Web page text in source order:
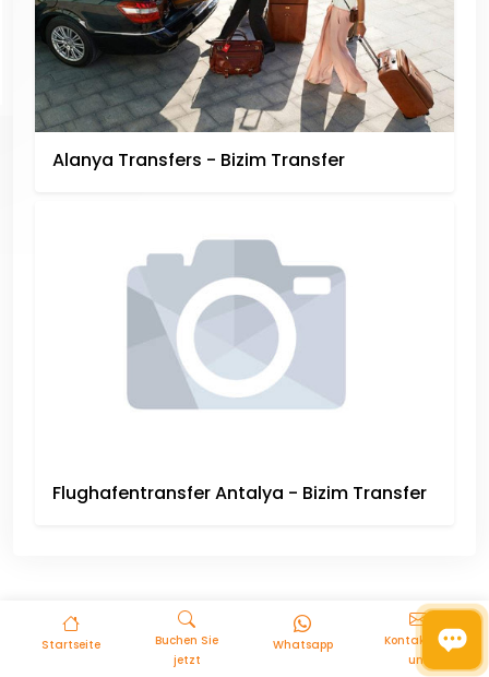
Alanya Transfers - Bizim Transfer
Flughafentransfer Antalya - Bizim Transfer
Startseite
Buchen Sie
jetzt
Whatsapp
Kontaktiere
uns